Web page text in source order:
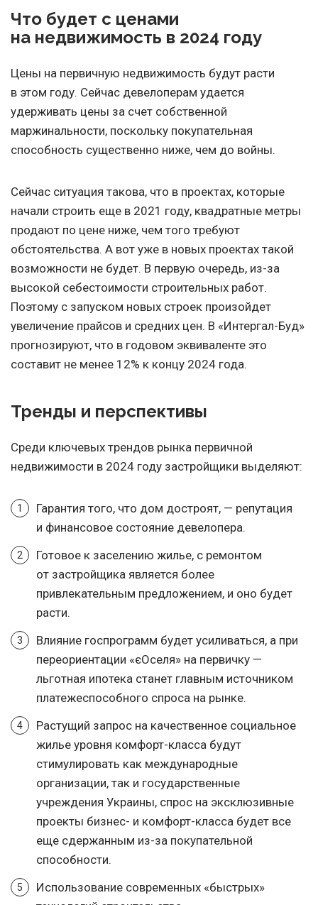
Что будет с ценами
на недвижимость в 2024 году
Цены на первичную недвижимость будут расти
в этом году. Сейчас девелоперам удается
удерживать цены за счет собственной
маржинальности, поскольку покупательная
способность существенно ниже, чем до войны.
Сейчас ситуация такова, что в проектах, которые
начали строить еще в 2021 году, квадратные метры
продают по цене ниже, чем того требуют
обстоятельства. А вот уже в новых проектах такой
возможности не будет. В первую очередь, из-за
высокой себестоимости строительных работ.
Поэтому с запуском новых строек произойдет
увеличение прайсов и средних цен. В «Интергал-Буд»
прогнозируют, что в годовом эквиваленте это
составит не менее 12% к концу 2024 года.
Тренды и перспективы
Среди ключевых трендов рынка первичной
недвижимости в 2024 году застройщики выделяют:
Гарантия того, что дом достроят, — репутация
и финансовое состояние девелопера.
Готовое к заселению жилье, с ремонтом
от застройщика является более
привлекательным предложением, и оно будет
расти.
Влияние госпрограмм будет усиливаться, а при
переориентации «єОселя» на первичку —
льготная ипотека станет главным источником
платежеспособного спроса на рынке.
Растущий запрос на качественное социальное
жилье уровня комфорт-класса будут
стимулировать как международные
организации, так и государственные
учреждения Украины, спрос на эксклюзивные
проекты бизнес- и комфорт-класса будет все
еще сдержанным из-за покупательной
способности.
Использование современных «быстрых»